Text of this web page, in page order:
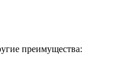
преимущества: